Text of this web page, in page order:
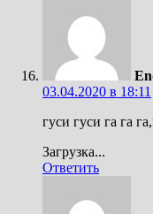
03.04.2020 в 18:11
гуси гуси га га
Загрузка...
Ответить